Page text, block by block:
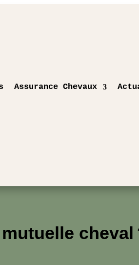
Assurance Chevaux
cheval